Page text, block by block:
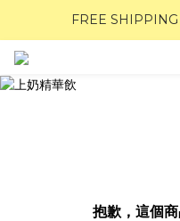
FREE
抱歉，這個